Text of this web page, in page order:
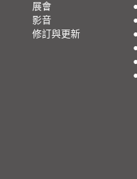
展會
影音
修訂與更新